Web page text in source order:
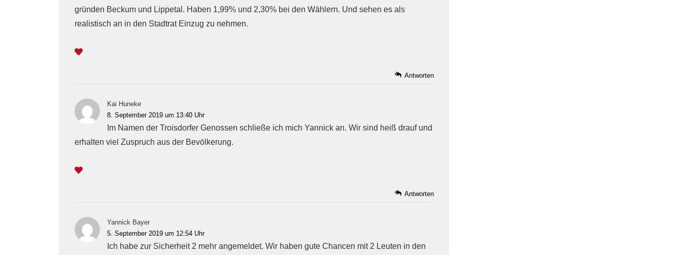
gründen Beckum und Lippetal. Haben 1,99% und 2,30% bei den Wählern. Und sehen es als
realistisch an in den Stadtrat Einzug zu nehmen.
Antworten
Kai Huneke
8. September 2019 um 13:40 Uhr
Im Namen der Troisdorfer Genossen schließe ich mich Yannick an. Wir sind heiß drauf und
erhalten viel Zuspruch aus der Bevölkerung.
Antworten
Yannick Bayer
5. September 2019 um 12:54 Uhr
Ich habe zur Sicherheit 2 mehr angemeldet. Wir haben gute Chancen mit 2 Leuten in den